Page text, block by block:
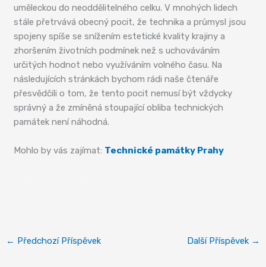
uměleckou do neoddělitelného celku. V mnohých lidech
stále přetrvává obecný pocit, že technika a průmysl jsou
spojeny spíše se snížením estetické kvality krajiny a
zhoršením životních podmínek než s uchováváním
určitých hodnot nebo využíváním volného času. Na
následujících stránkách bychom rádi naše čtenáře
přesvědčili o tom, že tento pocit nemusí být vždycky
správný a že zmíněná stoupající obliba technických
památek není náhodná.
Mohlo by vás zajímat: Technické památky Prahy
← Předchozí Příspěvek Další Příspěvek →